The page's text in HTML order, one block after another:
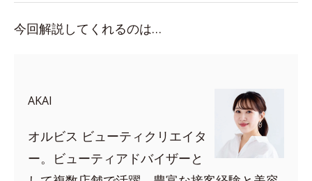
今回解説してくれるのは…
AKAI
オルビス ビューティクリエイタ
ー。ビューティアドバイザーと